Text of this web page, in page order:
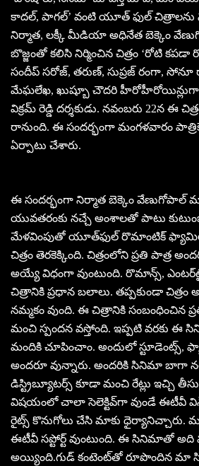
కాదల్, పాగల్’ వంటి యూత్ ఫుల్ చిత్రాలను
నిర్మాత, లక్కీ మీడియా అధినేత బెక్కెం
బొజ్జంతో కలిసి నిర్మించిన చిత్రం ‘రోటి కపడా
సందీప్ సరోజ్, తరుణ్, సుప్రజ్ రంగా, సోనూ
మేఘలేఖ, ఖుష్బూ చౌదరి హీరోహీరోయిన్లుగా
విక్రమ్ రెడ్డి దర్శకుడు. నవంబరు 22న ఈ
రానుంది. ఈ సందర్భంగా మంగళవారం
ఏర్పాటు చేశారు.
ఈ సందర్భంగా నిర్మాత బెక్కెం వేణుగోపాల్‌
యువతరంకు నచ్చే అంశాలతో పాటు
మేళవింపుతో యూత్‌ఫుల్‌ రొమాంటిక్‌
చిత్రం తెరకెక్కింది. చిత్రంలోని ప్రతి పాత్ర
అయ్యే విధంగా వుంటుంది. రొమాన్స్‌,
చిత్రానికి ప్రధాన బలాలు. తప్పకుండా చిత్రం
నమ్మకం వుంది. ఈ చిత్రానికి సంబంధించిన
మంచి స్పందన వస్తోంది. ఇప్పటి వరకు ఈ
మందికి చూపించాం. అందులో
అందరూ వున్నారు. అందరికి సినిమా బాగా
డిస్ట్రిబ్యూటర్స్‌ కూడా మంచి రేట్లు ఇచ్చి
విషయంలో చాలా సెలెక్టివ్‌గా వుండే ఈటీవీ
రైట్స్‌ కొనుగోలు చేసి మాకు ధైర్యానిచ్చారు.
ఈటీవీ సప్టోర్ట్‌ వుంటుంది. ఈ సినిమాతో అది
అయ్యింది.గుడ్‌ కంటెంట్‌తో రూపొందిన మా